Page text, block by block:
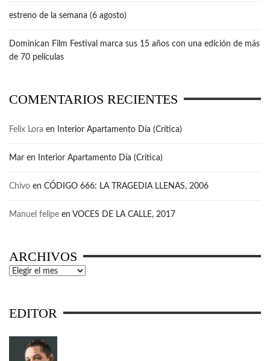
estreno de la semana (6 agosto)
Dominican Film Festival marca sus 15 años con una edición de más
de 70 películas
COMENTARIOS RECIENTES
Felix Lora en Interior Apartamento Día (Crítica)
Mar en Interior Apartamento Día (Crítica)
Chivo en CÓDIGO 666: LA TRAGEDIA LLENAS, 2006
Manuel felipe en VOCES DE LA CALLE, 2017
ARCHIVOS
Archivos
EDITOR